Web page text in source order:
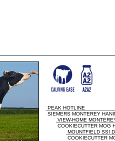
PEAK HOTLINE
SIEMERS MONTEREY
VIEW-HOME
COOKIECUTTER MOG
MOUNTFIELD SSI
COOKIECUTTER